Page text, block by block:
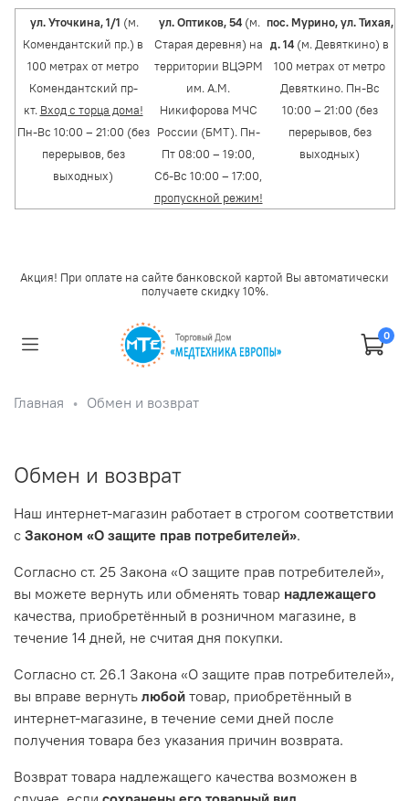
ул. Уточкина, 1/1 (м.
Комендантский пр.) в
100 метрах от метро
Комендантский пр-
кт. Вход с торца дома!
Пн-Вс 10:00 – 21:00 (без
перерывов, без
выходных)
ул. Оптиков, 54 (м.
Старая деревня) на
территории ВЦЭРМ
им. А.М.
Никифорова МЧС
России (БМТ). Пн-
Пт 08:00 – 19:00,
Сб-Вс 10:00 – 17:00,
пропускной режим!
пос. Мурино, ул. Тихая,
д. 14 (м. Девяткино) в
100 метрах от метро
Девяткино. Пн-Вс
10:00 – 21:00 (без
перерывов, без
выходных)
Акция! При оплате на сайте банковской картой Вы автоматически
получаете скидку 10%.
0
Главная Обмен и возврат
Обмен и возврат
Наш интернет-магазин работает в строгом соответствии
с Законом «О защите прав потребителей».
Согласно ст. 25 Закона «О защите прав потребителей»,
вы можете вернуть или обменять товар надлежащего
качества, приобретённый в розничном магазине, в
течение 14 дней, не считая дня покупки.
Согласно ст. 26.1 Закона «О защите прав потребителей»,
вы вправе вернуть любой товар, приобретённый в
интернет-магазине, в течение семи дней после
получения товара без указания причин возврата.
Возврат товара надлежащего качества возможен в